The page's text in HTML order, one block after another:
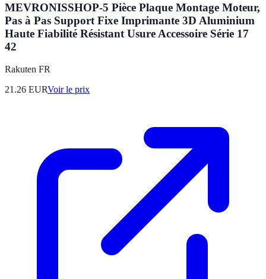
MEVRONISSHOP-5 Pièce Plaque Montage Moteur,
Pas à Pas Support Fixe Imprimante 3D Aluminium
Haute Fiabilité Résistant Usure Accessoire Série 17
42
Rakuten FR
21.26 EURVoir le prix